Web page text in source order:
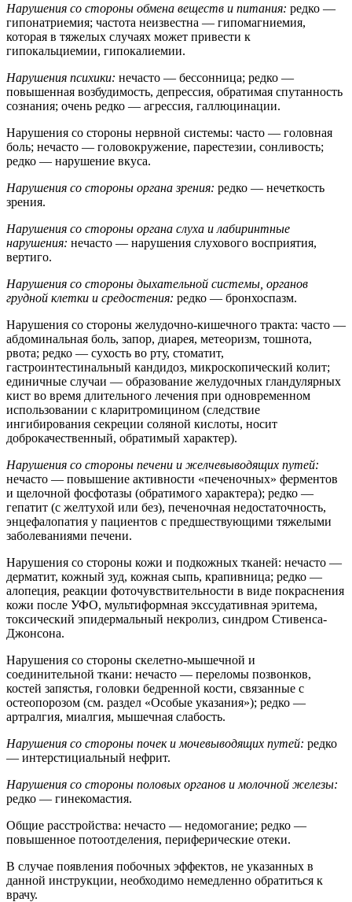
Нарушения со стороны обмена веществ и питания: редко —
гипонатриемия; частота неизвестна — гипомагниемия,
которая в тяжелых случаях может привести к
гипокальциемии, гипокалиемии.
Нарушения психики: нечасто — бессонница; редко —
повышенная возбудимость, депрессия, обратимая спутанность
сознания; очень редко — агрессия, галлюцинации.
Нарушения со стороны нервной системы: часто — головная
боль; нечасто — головокружение, парестезии, сонливость;
редко — нарушение вкуса.
Нарушения со стороны органа зрения: редко — нечеткость
зрения.
Нарушения со стороны органа слуха и лабиринтные
нарушения: нечасто — нарушения слухового восприятия,
вертиго.
Нарушения со стороны дыхательной системы, органов
грудной клетки и средостения: редко — бронхоспазм.
Нарушения со стороны желудочно-кишечного тракта: часто —
абдоминальная боль, запор, диарея, метеоризм, тошнота,
рвота; редко — сухость во рту, стоматит,
гастроинтестинальный кандидоз, микроскопический колит;
единичные случаи — образование желудочных гландулярных
кист во время длительного лечения при одновременном
использовании с кларитромицином (следствие
ингибирования секреции соляной кислоты, носит
доброкачественный, обратимый характер).
Нарушения со стороны печени и желчевыводящих путей:
нечасто — повышение активности «печеночных» ферментов
и щелочной фосфотазы (обратимого характера); редко —
гепатит (с желтухой или без), печеночная недостаточность,
энцефалопатия у пациентов с предшествующими тяжелыми
заболеваниями печени.
Нарушения со стороны кожи и подкожных тканей: нечасто —
дерматит, кожный зуд, кожная сыпь, крапивница; редко —
алопеция, реакции фоточувствительности в виде покраснения
кожи после УФО, мультиформная экссудативная эритема,
токсический эпидермальный некролиз, синдром Стивенса-
Джонсона.
Нарушения со стороны скелетно-мышечной и
соединительной ткани: нечасто — переломы позвонков,
костей запястья, головки бедренной кости, связанные с
остеопорозом (см. раздел «Особые указания»); редко —
артралгия, миалгия, мышечная слабость.
Нарушения со стороны почек и мочевыводящих путей: редко
— интерстициальный нефрит.
Нарушения со стороны половых органов и молочной железы:
редко — гинекомастия.
Общие расстройства: нечасто — недомогание; редко —
повышенное потоотделения, периферические отеки.
В случае появления побочных эффектов, не указанных в
данной инструкции, необходимо немедленно обратиться к
врачу.